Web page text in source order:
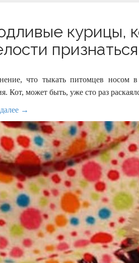
курицы,
что тыкать питомцев носом
Кот, может быть, уже сто раз
→